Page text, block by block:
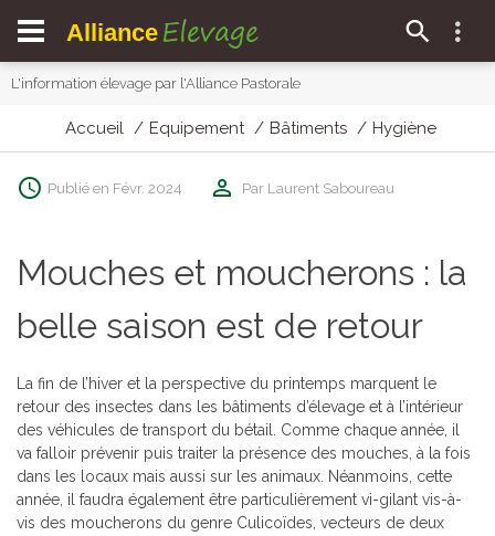
Alliance Elevage
L'information élevage par l'Alliance Pastorale
Accueil Equipement Bâtiments Hygiène
Publié en Févr. 2024 Par Laurent Saboureau
Mouches et moucherons : la
belle saison est de retour
La fin de l’hiver et la perspective du printemps marquent le
retour des insectes dans les bâtiments d’élevage et à l’intérieur
des véhicules de transport du bétail. Comme chaque année, il
va falloir prévenir puis traiter la présence des mouches, à la fois
dans les locaux mais aussi sur les animaux. Néanmoins, cette
année, il faudra également être particulièrement vi-gilant vis-à-
vis des moucherons du genre Culicoïdes, vecteurs de deux